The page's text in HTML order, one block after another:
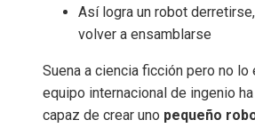
Así logra un robot
volver a ensamblarse
Suena a ciencia ficción pero no lo
equipo internacional de ingenio
capaz de crear uno pequeño